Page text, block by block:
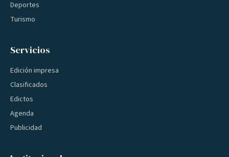
Deportes
Turismo
Servicios
Edición impresa
Clasificados
Edictos
Agenda
Publicidad